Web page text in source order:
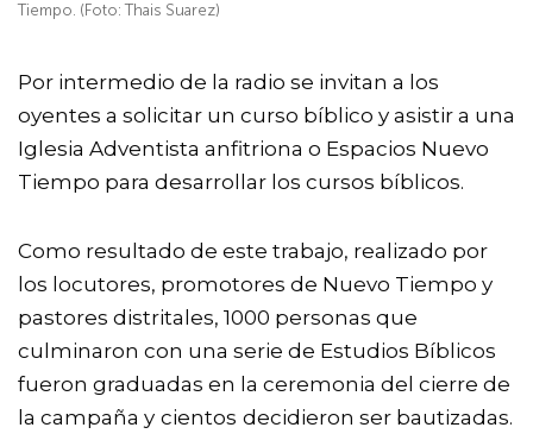
Tiempo. (Foto: Thais Suarez)
Por intermedio de la radio se invitan a los
oyentes a solicitar un curso bíblico y asistir a una
Iglesia Adventista anfitriona o Espacios Nuevo
Tiempo para desarrollar los cursos bíblicos.
Como resultado de este trabajo, realizado por
los locutores, promotores de Nuevo Tiempo y
pastores distritales, 1000 personas que
culminaron con una serie de Estudios Bíblicos
fueron graduadas en la ceremonia del cierre de
la campaña y cientos decidieron ser bautizadas.